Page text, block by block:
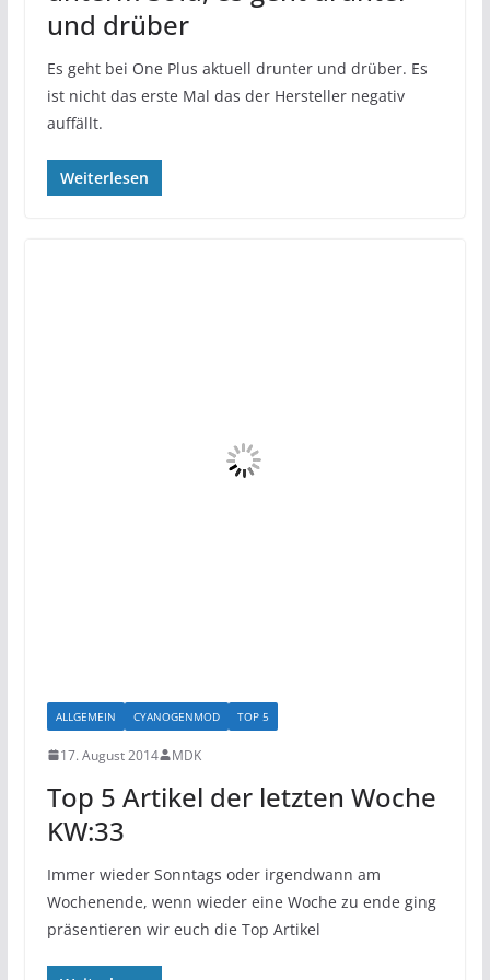
und drüber
Es geht bei One Plus aktuell drunter und drüber. Es
ist nicht das erste Mal das der Hersteller negativ
auffällt.
Weiterlesen
ALLGEMEIN CYANOGENMOD TOP 5
17. August 2014 MDK
Top 5 Artikel der letzten Woche
KW:33
Immer wieder Sonntags oder irgendwann am
Wochenende, wenn wieder eine Woche zu ende ging
präsentieren wir euch die Top Artikel